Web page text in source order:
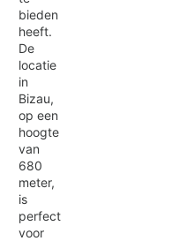
bieden
heeft.
De
locatie
in
Bizau,
op een
hoogte
van
680
meter,
is
perfect
voor